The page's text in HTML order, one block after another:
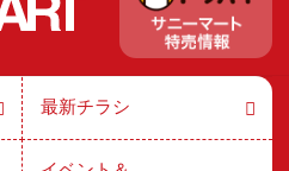
最新チラシ